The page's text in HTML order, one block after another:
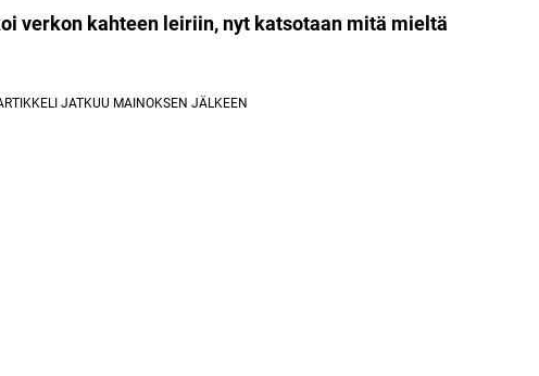
verkon kahteen leiriin, nyt katsotaan mitä mieltä